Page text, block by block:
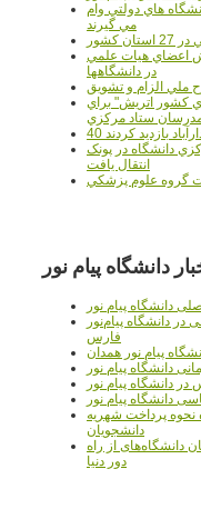
هاي دولتي وام
مي گيرند
اعضاي هيات علمي
در دانشگاهها
ملي الزام و تشويق
كشور اتريش" براي
ستاد مرکزي
بازديد کردند
دانشگاه در پونک
انتقال يافت
گروه علوم پزشکي
دانشگاه پیام نور
دانشگاه پیام نور
دانشگاه پیام‌نور
فارس
پیام نور همدان
دانشگاه پیام نور
دانشگاه پیام نور
نحوه پرداخت شهریه
دانشجویان
دانشگاه‌های از راه
دور دنیا